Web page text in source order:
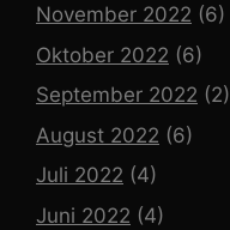
November 2022 (6)
Oktober 2022 (6)
September 2022 (2)
August 2022 (6)
Juli 2022 (4)
Juni 2022 (4)